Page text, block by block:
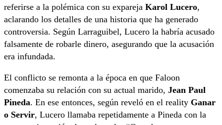
referirse a la polémica con su expareja Karol Lucero,
aclarando los detalles de una historia que ha generado
controversia. Según Larraguibel, Lucero la habría acusado
falsamente de robarle dinero, asegurando que la acusación
era infundada.
El conflicto se remonta a la época en que Faloon
comenzaba su relación con su actual marido, Jean Paul
Pineda. En ese entonces, según reveló en el reality Ganar
o Servir, Lucero llamaba repetidamente a Pineda con la